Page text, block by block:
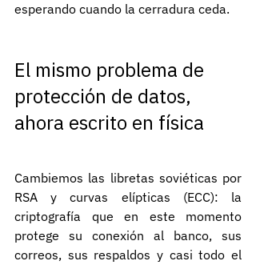
esperando cuando la cerradura ceda.
El mismo problema de
protección de datos,
ahora escrito en física
Cambiemos las libretas soviéticas por
RSA y curvas elípticas (ECC): la
criptografía que en este momento
protege su conexión al banco, sus
correos, sus respaldos y casi todo el